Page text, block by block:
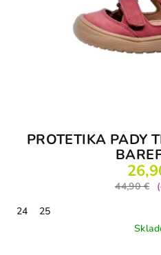
PROTETIKA PADY
44,90 €
24
25